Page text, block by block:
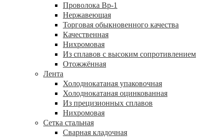
Проволока Вр-1
Нержавеющая
Торговая обыкновенного качества
Качественная
Нихромовая
Из сплавов с высоким сопротивлением
Отожжённая
Лента
Холоднокатаная упаковочная
Холоднокатаная оцинкованная
Из прецизионных сплавов
Нихромовая
Сетка стальная
Сварная кладочная